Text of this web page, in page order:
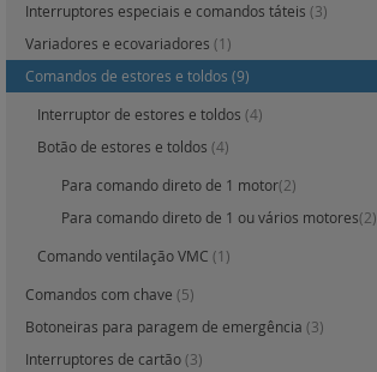
Interruptores especiais e comandos táteis (3)
Variadores e ecovariadores (1)
Comandos de estores e toldos (9)
Interruptor de estores e toldos (4)
Botão de estores e toldos (4)
Para comando direto de 1 motor(2)
Para comando direto de 1 ou vários motores(2)
Comando ventilação VMC (1)
Comandos com chave (5)
Botoneiras para paragem de emergência (3)
Interruptores de cartão(3)